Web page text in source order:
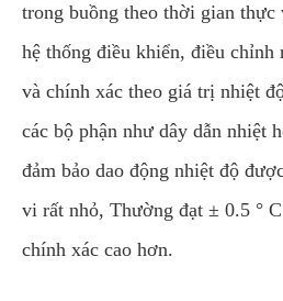
trong buồng theo thời gian
hệ thống điều khiển, điều chỉnh
và chính xác theo giá trị nhiệt
các bộ phận như dây dẫn nhiệt
đảm bảo dao động nhiệt độ
vi rất nhỏ, Thường đạt ± 0.5 °
chính xác cao hơn.